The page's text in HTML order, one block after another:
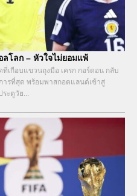
โลก – หัวใจไม่ยอมแพ้
เกือบแขวนถุงมือ เครก กอร์ดอน กลับ
ารที่สุด พร้อมพาสกอตแลนด์เข้าสู่
ะตูวัย...